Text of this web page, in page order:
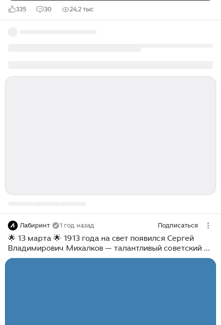
335 30 24,2 тыс
Лабиринт 1 год назад Подписаться
🌟 13 марта 🌟 1913 года на свет появился Сергей
Владимирович Михалков — талантливый советский и
русский писатель, поэт, баснописец и драматург.